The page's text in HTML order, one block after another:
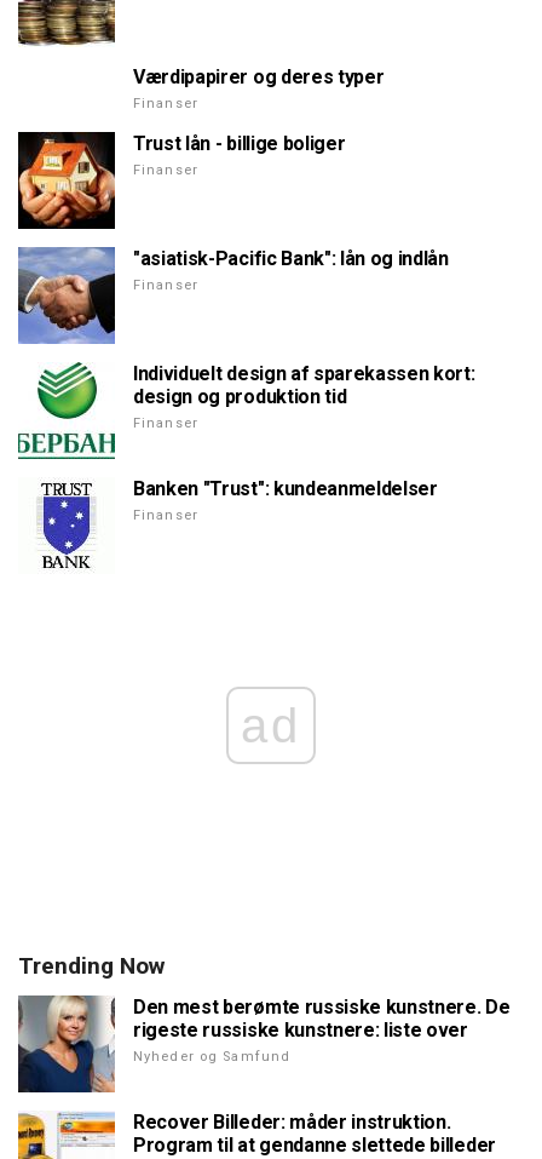
Værdipapirer og deres typer
Finanser
Trust lån - billige boliger
Finanser
"asiatisk-Pacific Bank": lån og indlån
Finanser
Individuelt design af sparekassen kort:
design og produktion tid
Finanser
Banken "Trust": kundeanmeldelser
Finanser
ad
Trending Now
Den mest berømte russiske kunstnere. De
rigeste russiske kunstnere: liste over
Nyheder og Samfund
Recover Billeder: måder instruktion.
Program til at gendanne slettede billeder